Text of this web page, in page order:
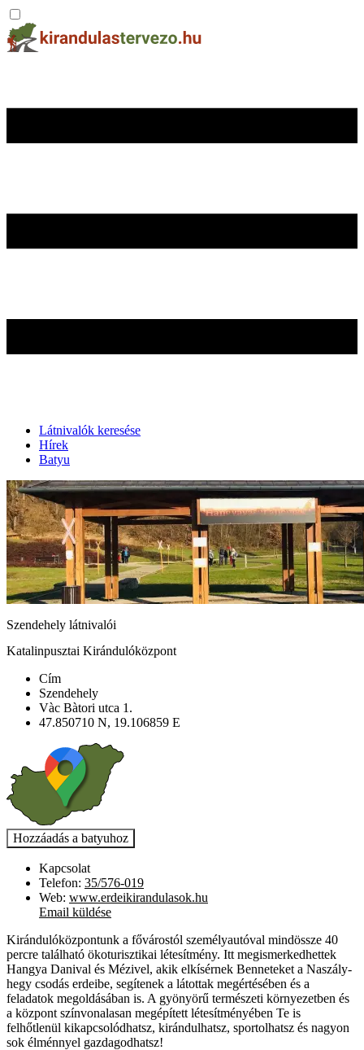
Látnivalók keresése
Hírek
Batyu
Szendehely látnivalói
Katalinpusztai Kirándulóközpont
Cím
Szendehely
Vàc Bàtori utca 1.
47.850710 N, 19.106859 E
Kapcsolat
Telefon: 35/576-019
Web: www.erdeikirandulasok.hu
Email küldése
Kirándulóközpontunk a fővárostól személyautóval mindössze 40
percre található ökoturisztikai létesítmény. Itt megismerkedhettek
Hangya Danival és Mézivel, akik elkísérnek Benneteket a Naszály-
hegy csodás erdeibe, segítenek a látottak megértésében és a
feladatok megoldásában is. A gyönyörű természeti környezetben és
a központ színvonalasan megépített létesítményében Te is
felhőtlenül kikapcsolódhatsz, kirándulhatsz, sportolhatsz és nagyon
sok élménnyel gazdagodhatsz!